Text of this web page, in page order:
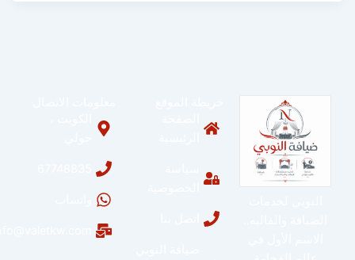
الرئيسية
الخصوصية
اتصل بنا
67748835
واتساب
info@valetkw.com